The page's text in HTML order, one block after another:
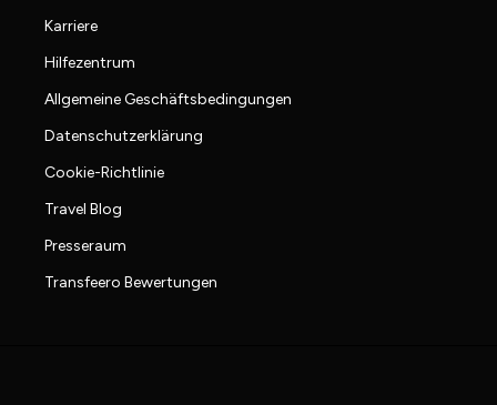
Karriere
Hilfezentrum
Allgemeine Geschäftsbedingungen
Datenschutzerklärung
Cookie-Richtlinie
Travel Blog
Presseraum
Transfeero Bewertungen